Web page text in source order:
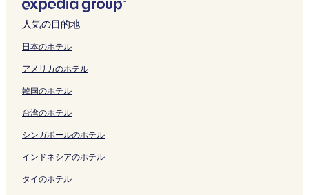
ン
ク
く
リ
ン
ク
く
リ
ン
ク
の
ペ
ー
ジ
開
リ
ン
ク
ク
t
e
の
ー
を
開
く
リ
ク
ペ
ー
ジ
を
く
ン
ク
の
ペ
ー
ジ
開
リ
ン
ク
a
n
y
m
e
n
の
ペ
ジ
開
o
S
A
S
の
ー
ジ
を
開
リ
ク
t
e
の
ー
を
開
く
リ
ク
ジ
を
開
く
ン
を
開
く
リ
ク
u
j
O
s
n
R
e
s
r
の
e
o
l
の
ー
ジ
を
開
リ
ク
-
Y
s
i
a
の
ペ
ー
を
く
s
e
の
ペ
ジ
開
く
リ
ン
u
y
の
ー
を
開
く
リ
ク
8
9
の
ペ
ジ
開
く
リ
ン
人気の目的地
日本のホテル
アメリカのホテル
韓国のホテル
台湾のホテル
シンガポールのホテル
インドネシアのホテル
タイのホテル